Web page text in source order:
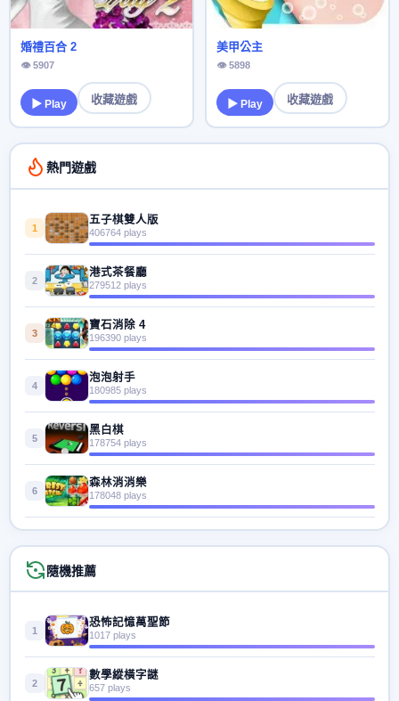
婚禮百合 2
👁 5907
▶ Play 收藏遊戲
美甲公主
👁 5898
▶ Play 收藏遊戲
熱門遊戲
1
五子棋雙人版
406764 plays
2
港式茶餐廳
279512 plays
3
寶石消除 4
196390 plays
4
泡泡射手
180985 plays
5
黑白棋
178754 plays
6
森林消消樂
178048 plays
隨機推薦
1
恐怖記憶萬聖節
1017 plays
2
數學縱橫字謎
657 plays